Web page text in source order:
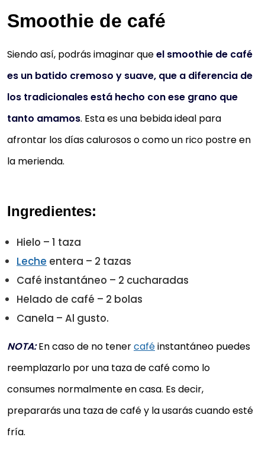
Smoothie de café
Siendo así, podrás imaginar queel smoothie de café
es un batido cremoso y suave, que a diferencia de
los tradicionales está hecho con ese grano que
tanto amamos. Esta es una bebida ideal para
afrontar los días calurosos o como un rico postre en
la merienda.
Ingredientes:
Hielo – 1 taza
Leche entera – 2 tazas
Café instantáneo – 2 cucharadas
Helado de café – 2 bolas
Canela – Al gusto.
NOTA:En caso de no tenercaféinstantáneo puedes
reemplazarlo por una taza de café como lo
consumes normalmente en casa. Es decir,
prepararás una taza de café y la usarás cuando esté
fría.